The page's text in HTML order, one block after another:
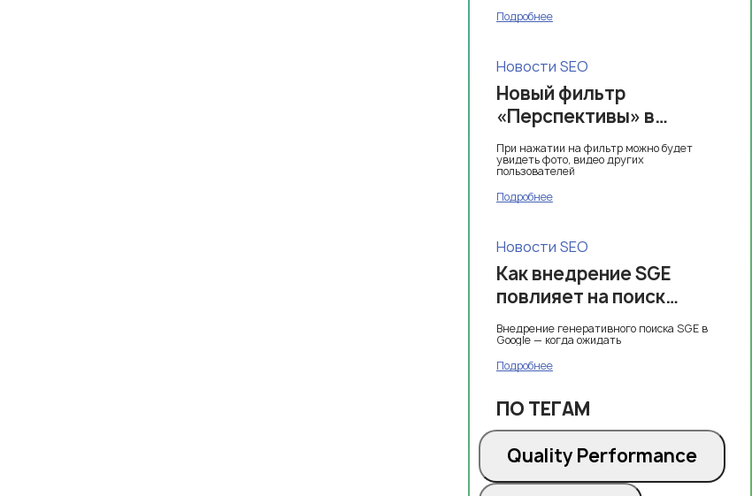
Подробнее
Новости SEO
Новый фильтр
«Перспективы» в
поиске Google
При нажатии на фильтр можно будет
увидеть фото, видео других
пользователей
Подробнее
Новости SEO
Как внедрение SGE
повлияет на поиск
Google
Внедрение генеративного поиска SGE в
Google — когда ожидать
Подробнее
ПО ТЕГАМ
Quality Performance